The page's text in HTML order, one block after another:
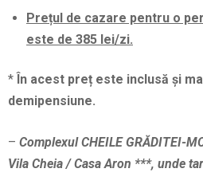
Prețul de cazare pentru o
este de 385 lei/zi.
* În acest preț este inclusă și
demipensiune.
– Complexul CHEILE GRĂDITEI-
Vila Cheia / Casa Aron ***, unde